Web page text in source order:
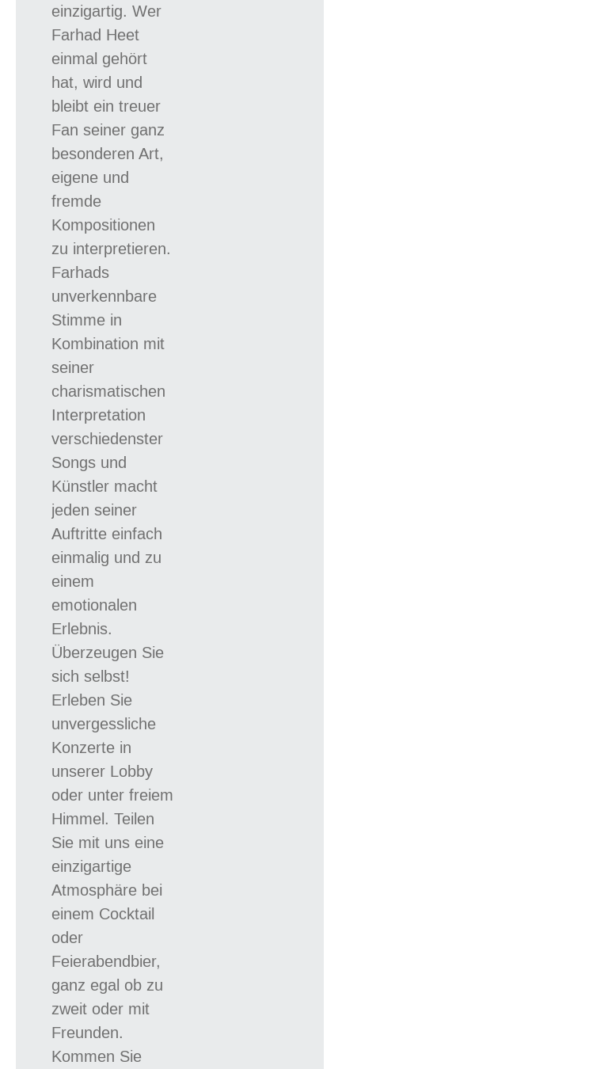
einzigartig. Wer
Farhad Heet
einmal gehört
hat, wird und
bleibt ein treuer
Fan seiner ganz
besonderen Art,
eigene und
fremde
Kompositionen
zu interpretieren.
Farhads
unverkennbare
Stimme in
Kombination mit
seiner
charismatischen
Interpretation
verschiedenster
Songs und
Künstler macht
jeden seiner
Auftritte einfach
einmalig und zu
einem
emotionalen
Erlebnis.
Überzeugen Sie
sich selbst!
Erleben Sie
unvergessliche
Konzerte in
unserer Lobby
oder unter freiem
Himmel. Teilen
Sie mit uns eine
einzigartige
Atmosphäre bei
einem Cocktail
oder
Feierabendbier,
ganz egal ob zu
zweit oder mit
Freunden.
Kommen Sie